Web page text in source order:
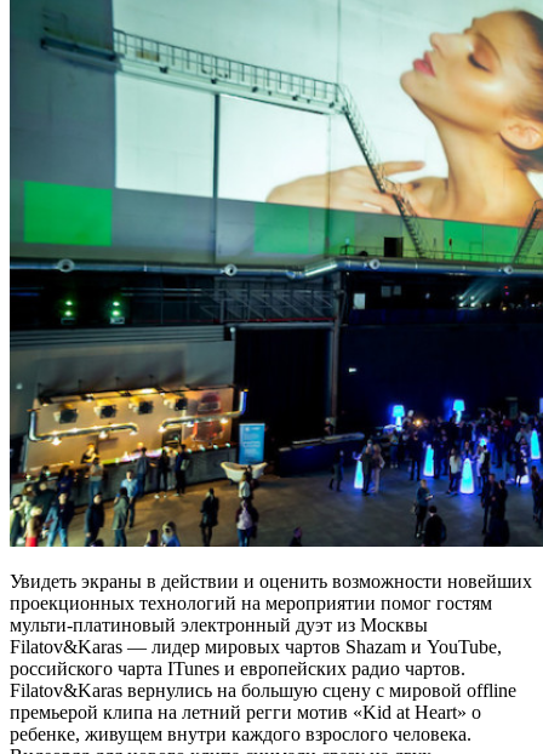
Увидеть экраны в действии и оценить возможности новейших
проекционных технологий на мероприятии помог гостям
мульти-платиновый электронный дуэт из Москвы
Filatov&Karas — лидер мировых чартов Shazam и YouTube,
российского чарта ITunes и европейских радио чартов.
Filatov&Karas вернулись на большую сцену с мировой offline
премьерой клипа на летний регги мотив «Kid at Heart» о
ребенке, живущем внутри каждого взрослого человека.